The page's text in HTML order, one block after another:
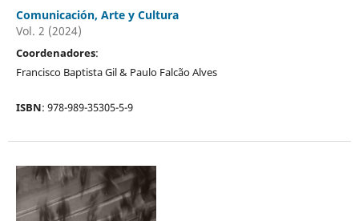
Comunicación, Arte y Cultura
Vol. 2 (2024)
Coordenadores:
Francisco Baptista Gil & Paulo Falcão Alves
ISBN: 978-989-35305-5-9